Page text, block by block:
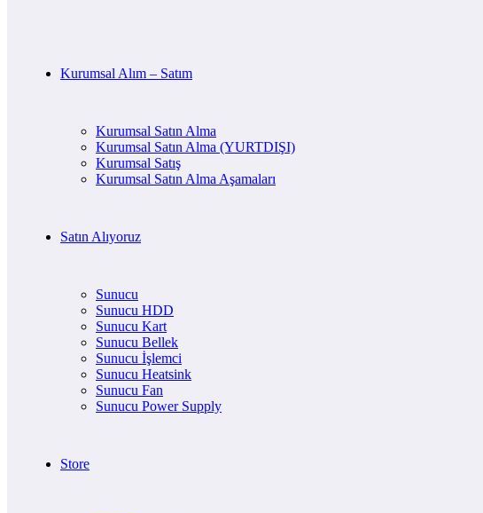
Kurumsal Alım – Satım
Kurumsal Satın Alma
Kurumsal Satın Alma (YURTDIŞI)
Kurumsal Satış
Kurumsal Satın Alma Aşamaları
Satın Alıyoruz
Sunucu
Sunucu HDD
Sunucu Kart
Sunucu Bellek
Sunucu İşlemci
Sunucu Heatsink
Sunucu Fan
Sunucu Power Supply
Store